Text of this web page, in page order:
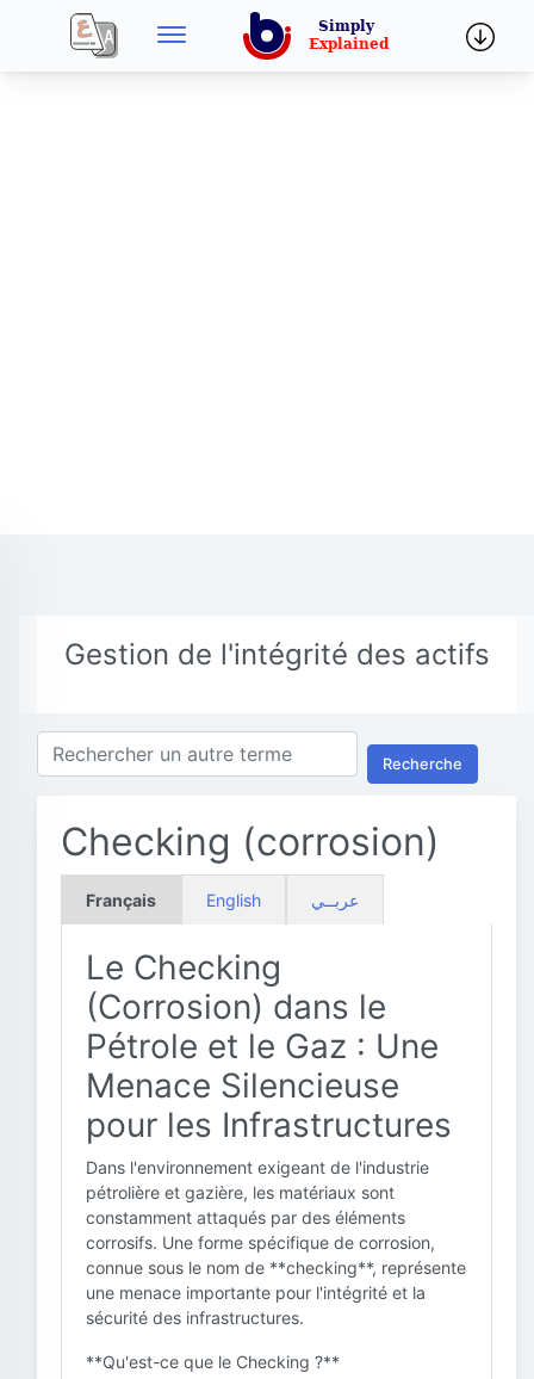
Gestion de l'intégrité des actifs
Recherche
Checking (corrosion)
Français English عربــي
Le Checking
(Corrosion) dans le
Pétrole et le Gaz : Une
Menace Silencieuse
pour les Infrastructures
Dans l'environnement exigeant de l'industrie
pétrolière et gazière, les matériaux sont
constamment attaqués par des éléments
corrosifs. Une forme spécifique de corrosion,
connue sous le nom de **checking**, représente
une menace importante pour l'intégrité et la
sécurité des infrastructures.
**Qu'est-ce que le Checking ?**